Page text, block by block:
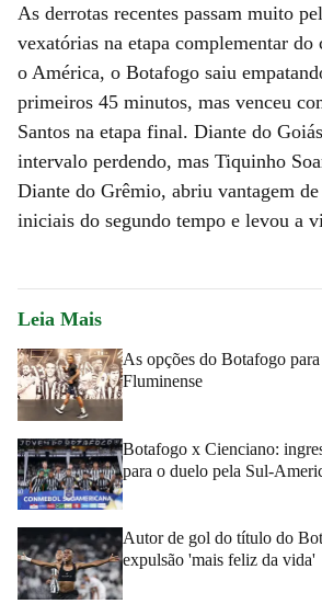
As derrotas recentes passam muito
vexatórias na etapa complementar
o América, o Botafogo saiu
primeiros 45 minutos, mas venceu
Santos na etapa final. Diante do
intervalo perdendo, mas Tiquinho
Diante do Grêmio, abriu vantagem
iniciais do segundo tempo e levou a
Leia Mais
As opções do Botafogo
Fluminense
Botafogo x Cienciano:
para o duelo pela Sul-
Autor de gol do título do
expulsão 'mais feliz da vida'